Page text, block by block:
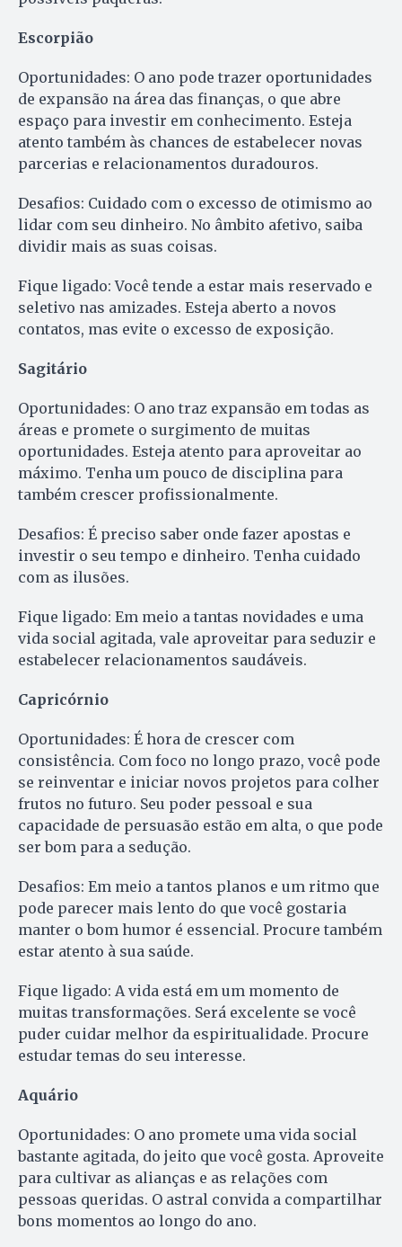
Escorpião
Oportunidades: O ano pode trazer oportunidades
de expansão na área das finanças, o que abre
espaço para investir em conhecimento. Esteja
atento também às chances de estabelecer novas
parcerias e relacionamentos duradouros.
Desafios: Cuidado com o excesso de otimismo ao
lidar com seu dinheiro. No âmbito afetivo, saiba
dividir mais as suas coisas.
Fique ligado: Você tende a estar mais reservado e
seletivo nas amizades. Esteja aberto a novos
contatos, mas evite o excesso de exposição.
Sagitário
Oportunidades: O ano traz expansão em todas as
áreas e promete o surgimento de muitas
oportunidades. Esteja atento para aproveitar ao
máximo. Tenha um pouco de disciplina para
também crescer profissionalmente.
Desafios: É preciso saber onde fazer apostas e
investir o seu tempo e dinheiro. Tenha cuidado
com as ilusões.
Fique ligado: Em meio a tantas novidades e uma
vida social agitada, vale aproveitar para seduzir e
estabelecer relacionamentos saudáveis.
Capricórnio
Oportunidades: É hora de crescer com
consistência. Com foco no longo prazo, você pode
se reinventar e iniciar novos projetos para colher
frutos no futuro. Seu poder pessoal e sua
capacidade de persuasão estão em alta, o que pode
ser bom para a sedução.
Desafios: Em meio a tantos planos e um ritmo que
pode parecer mais lento do que você gostaria
manter o bom humor é essencial. Procure também
estar atento à sua saúde.
Fique ligado: A vida está em um momento de
muitas transformações. Será excelente se você
puder cuidar melhor da espiritualidade. Procure
estudar temas do seu interesse.
Aquário
Oportunidades: O ano promete uma vida social
bastante agitada, do jeito que você gosta. Aproveite
para cultivar as alianças e as relações com
pessoas queridas. O astral convida a compartilhar
bons momentos ao longo do ano.